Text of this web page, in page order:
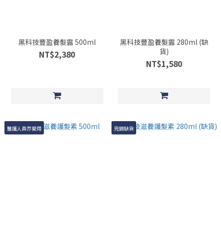
黑科技豐盈養髮露 500ml
NT$2,380
黑科技豐盈養髮露 280ml (缺
貨)
NT$1,580
醫護人員亦愛用 完銷缺貨